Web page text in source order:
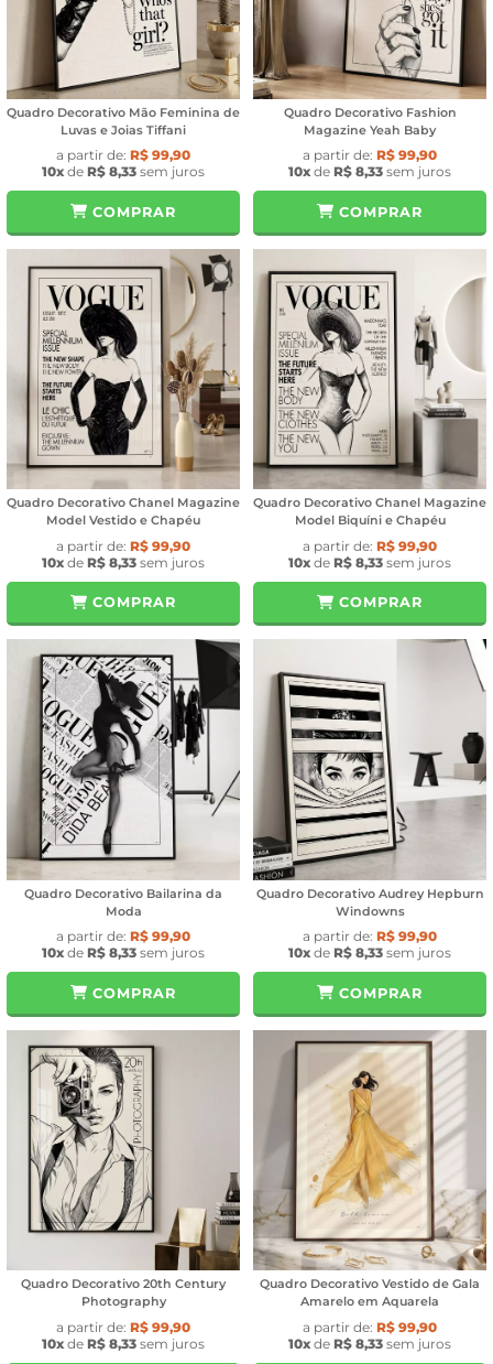
Quadro Decorativo Mão Feminina de
Luvas e Joias Tiffani
a partir de: R$ 99,90
10x de R$ 8,33 sem juros
COMPRAR
Quadro Decorativo Fashion
Magazine Yeah Baby
a partir de: R$ 99,90
10x de R$ 8,33 sem juros
COMPRAR
Quadro Decorativo Chanel Magazine
Model Vestido e Chapéu
a partir de: R$ 99,90
10x de R$ 8,33 sem juros
COMPRAR
Quadro Decorativo Chanel Magazine
Model Biquíni e Chapéu
a partir de: R$ 99,90
10x de R$ 8,33 sem juros
COMPRAR
Quadro Decorativo Bailarina da
Moda
a partir de: R$ 99,90
10x de R$ 8,33 sem juros
COMPRAR
Quadro Decorativo Audrey Hepburn
Windowns
a partir de: R$ 99,90
10x de R$ 8,33 sem juros
COMPRAR
Quadro Decorativo 20th Century
Photography
a partir de: R$ 99,90
10x de R$ 8,33 sem juros
Quadro Decorativo Vestido de Gala
Amarelo em Aquarela
a partir de: R$ 99,90
10x de R$ 8,33 sem juros